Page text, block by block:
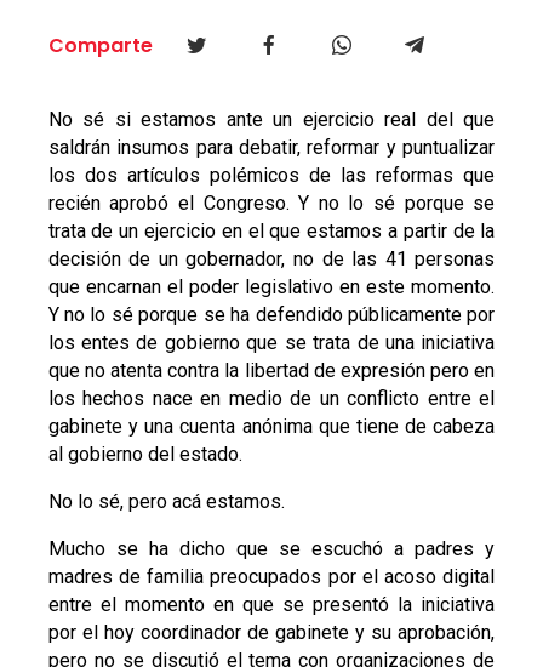
Comparte
No sé si estamos ante un ejercicio real del que
saldrán insumos para debatir, reformar y puntualizar
los dos artículos polémicos de las reformas que
recién aprobó el Congreso. Y no lo sé porque se
trata de un ejercicio en el que estamos a partir de la
decisión de un gobernador, no de las 41 personas
que encarnan el poder legislativo en este momento.
Y no lo sé porque se ha defendido públicamente por
los entes de gobierno que se trata de una iniciativa
que no atenta contra la libertad de expresión pero en
los hechos nace en medio de un conflicto entre el
gabinete y una cuenta anónima que tiene de cabeza
al gobierno del estado.
No lo sé, pero acá estamos.
Mucho se ha dicho que se escuchó a padres y
madres de familia preocupados por el acoso digital
entre el momento en que se presentó la iniciativa
por el hoy coordinador de gabinete y su aprobación,
pero no se discutió el tema con organizaciones de